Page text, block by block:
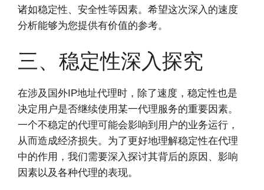
诸如稳定性、安全性等因素。希望这次深入的速度
分析能够为您提供有价值的参考。
三、稳定性深入探究
在涉及国外IP地址代理时，除了速度，稳定性也是
决定用户是否继续使用某一代理服务的重要因素。
一个不稳定的代理可能会影响到用户的业务运行，
从而造成经济损失。为了更好地理解稳定性在代理
中的作用，我们需要深入探讨其背后的原因、影响
因素以及各种代理的表现。